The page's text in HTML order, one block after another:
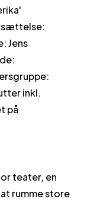
Jens
inkl.
på
teater, en
rumme store